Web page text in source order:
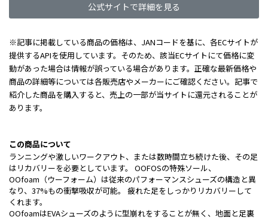
公式サイトで詳細を見る
※記事に掲載している商品の価格は、JANコードを基に、各ECサイトが
提供するAPIを使用しています。そのため、該当ECサイトにて価格に変
動があった場合は情報が誤っている場合があります。正確な最新価格や
商品の詳細等については各販売店やメーカーにご確認ください。記事で
紹介した商品を購入すると、売上の一部が当サイトに還元されることが
あります。
この商品について
ランニングや激しいワークアウト、または数時間立ち続けた後、その足
はリカバリーを必要としています。 OOFOSの特殊ソール、
OOfoam（ウーフォーム）は従来のパフォーマンスシューズの構造と異
なり、37%もの衝撃吸収が可能。 疲れた足をしっかりリカバリーして
くれます。
OOfoamはEVAシューズのように型崩れをすることが無く、地面と足裏